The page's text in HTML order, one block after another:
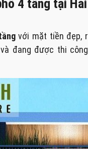
4 tầng tại
với mặt tiền đẹp,
đang được thi công